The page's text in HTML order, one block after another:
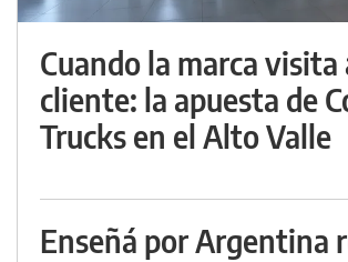
Cuando la marca visita
cliente: la apuesta de
Trucks en el Alto Valle
Enseñá por Argentina